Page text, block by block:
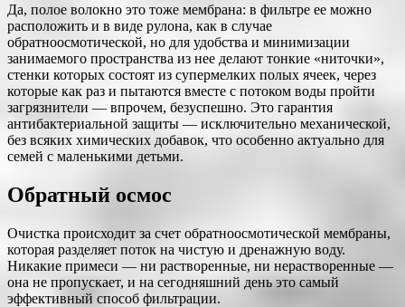
Да, полое волокно это тоже мембрана: в фильтре ее можно
расположить и в виде рулона, как в случае
обратноосмотической, но для удобства и минимизации
занимаемого пространства из нее делают тонкие «ниточки»,
стенки которых состоят из супермелких полых ячеек, через
которые как раз и пытаются вместе с потоком воды пройти
загрязнители — впрочем, безуспешно. Это гарантия
антибактериальной защиты — исключительно механической,
без всяких химических добавок, что особенно актуально для
семей с маленькими детьми.
Обратный осмос
Очистка происходит за счет обратноосмотической мембраны,
которая разделяет поток на чистую и дренажную воду.
Никакие примеси — ни растворенные, ни нерастворенные —
она не пропускает, и на сегодняшний день это самый
эффективный способ фильтрации.